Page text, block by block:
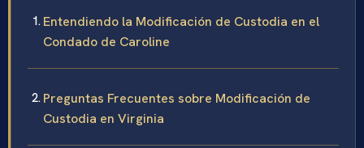
Entendiendo la Modificación de Custodia en el
Condado de Caroline
Preguntas Frecuentes sobre Modificación de
Custodia en Virginia